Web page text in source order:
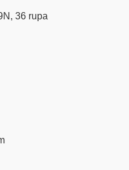
36 rupa